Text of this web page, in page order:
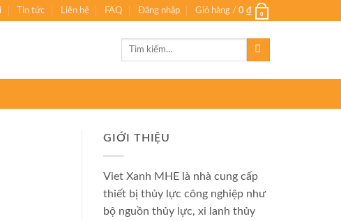
Tin tức Liên hệ FAQ Đăng nhập Giỏ hàng / 0 ₫ 0
Tìm
GIỚI THIỆU
Viet Xanh MHE là nhà cung cấp
thiết bị thủy lực công nghiệp như
bộ nguồn thủy lực, xi lanh thủy